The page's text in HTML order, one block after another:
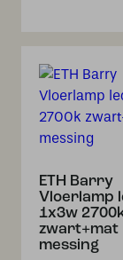
ETH Barry
Vloerlamp
1x3w
zwart+mat
messing